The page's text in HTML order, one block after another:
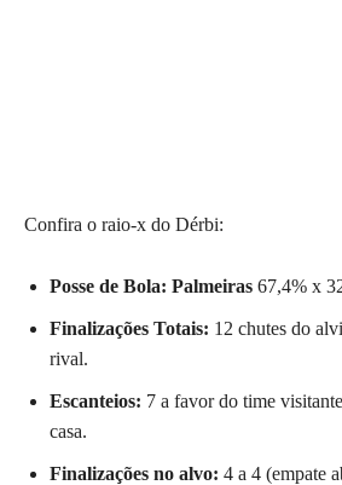
Confira o raio-x do Dérbi:
Posse de Bola: Palmeiras 67,4% x
Finalizações Totais: 12 chutes do
rival.
Escanteios: 7 a favor do time
casa.
Finalizações no alvo: 4 a 4 (empate